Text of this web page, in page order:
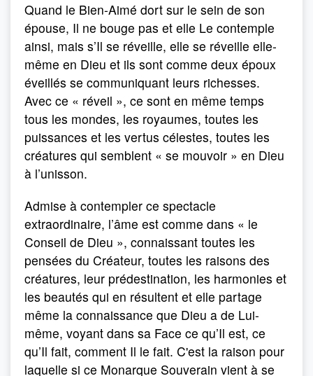
Quand le Bien-Aimé dort sur le sein de son
épouse, Il ne bouge pas et elle Le contemple
ainsi, mais s’Il se réveille, elle se réveille elle-
même en Dieu et ils sont comme deux époux
éveillés se communiquant leurs richesses.
Avec ce « réveil », ce sont en même temps
tous les mondes, les royaumes, toutes les
puissances et les vertus célestes, toutes les
créatures qui semblent « se mouvoir » en Dieu
à l’unisson.
Admise à contempler ce spectacle
extraordinaire, l’âme est comme dans « le
Conseil de Dieu », connaissant toutes les
pensées du Créateur, toutes les raisons des
créatures, leur prédestination, les harmonies et
les beautés qui en résultent et elle partage
même la connaissance que Dieu a de Lui-
même, voyant dans sa Face ce qu’Il est, ce
qu’Il fait, comment Il le fait. C'est la raison pour
laquelle si ce Monarque Souverain vient à se